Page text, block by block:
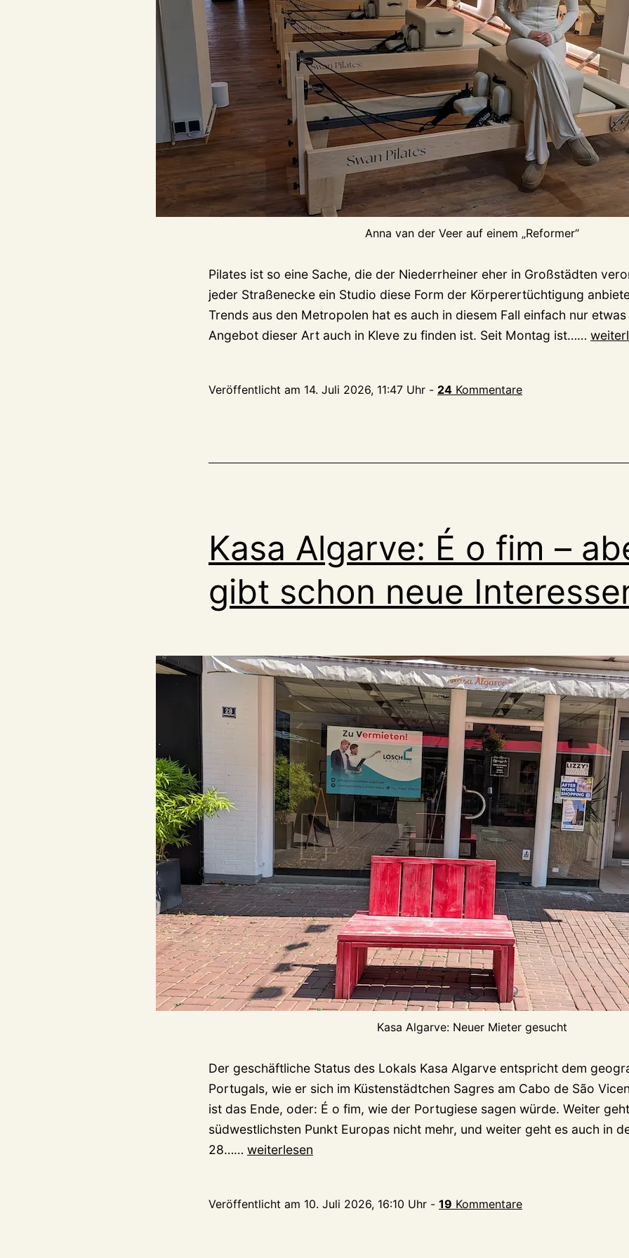
Anna van der Veer auf einem „Reformer“
Pilates ist so eine Sache, die der Niederrheiner eher in Großstädten
jeder Straßenecke ein Studio diese Form der Körperertüchtigung
Trends aus den Metropolen hat es auch in diesem Fall einfach nur
Angebot dieser Art auch in Kleve zu finden ist. Seit Montag ist…… Kleve
Veröffentlicht am 14. Juli 2026, 11:47 Uhr - 24 Kommentare
Kasa Algarve: É o fim –
gibt schon neue
Kasa Algarve: Neuer Mieter gesucht
Der geschäftliche Status des Lokals Kasa Algarve entspricht dem
Portugals, wie er sich im Küstenstädtchen Sagres am Cabo de São
ist das Ende, oder: É o fim, wie der Portugiese sagen würde. Weiter
südwestlichsten Punkt Europas nicht mehr, und weiter geht es auch in
28…… Kasa
o
weiterlesen
Veröffentlicht am 10. Juli 2026, 16:10 Uhr - 19 Kommentare